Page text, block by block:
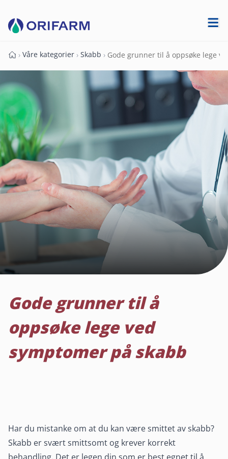
Forside
› Våre kategorier › Skabb › Gode grunner til å oppsøke lege
Gode grunner til å
oppsøke lege ved
symptomer på skabb
Har du mistanke om at du kan være smittet av skabb?
Skabb er svært smittsomt og krever korrekt